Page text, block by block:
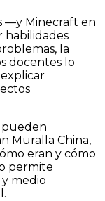
—y Minecraft en
habilidades
la
docentes lo
pueden
Muralla China,
eran y cómo
permite
medio